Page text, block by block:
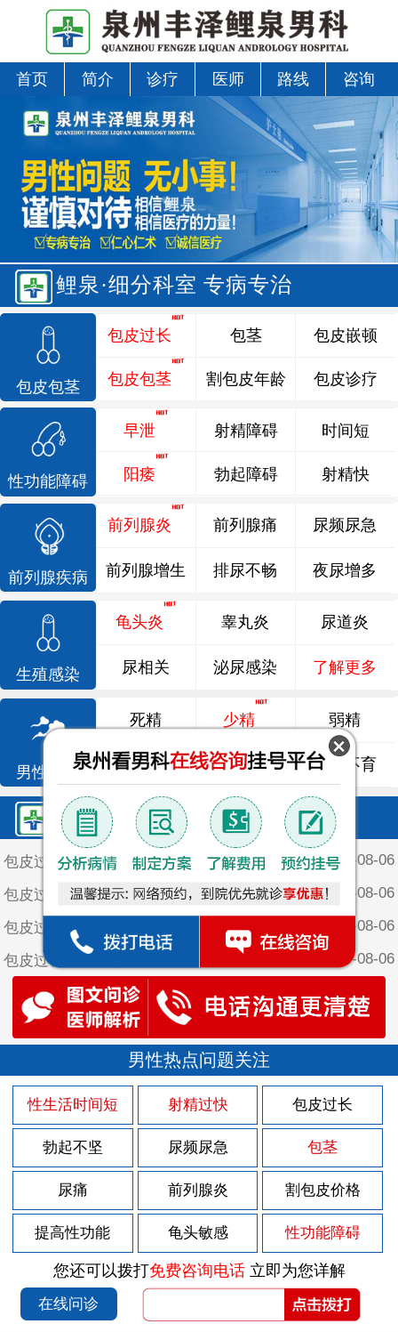
首页 简介 诊疗 医师 路线 咨询
鲤泉·细分科室 专病专治
包皮包茎
包皮过长
包皮包茎
包茎
割包皮年龄
包皮嵌顿
包皮诊疗
性功能障碍
早泄
阳痿
射精障碍
勃起障碍
时间短
射精快
前列腺疾病
前列腺炎 前列腺痛 尿频尿急
前列腺增生 排尿不畅 夜尿增多
生殖感染
龟头炎 睾丸炎 尿道炎
尿相关 泌尿感染 了解更多
男性不育
死精 少精 弱精
精液异常 精子畸形 男性不育
鲤泉·最新文章
包皮过长对女性有什么危害 2026-08-06
包皮过长对女性有什么危害？ 2026-08-06
2026-08-06
2026-08-06
包皮过长会引发什么疾病 2026-08-06
尿道灼热有什么症状
尿道灼热什么原因引起
尿道周围长小疙瘩是怎么回事 2026-07-30
导致前列腺炎病发的原因是什么 2026-07-30
男性患上前列腺炎会出现什么伤害 2026-07-30
男性患上前列腺炎的病因有什么 2026-07-30
男性急性前列腺炎的危害有哪些？ 2026-07-30
慢性前列腺炎会造成什么样的危害 2026-07-30
尿道后面有小颗粒 2026-07-28
尿道口边上的肉芽 2026-07-25
男性热点问题关注
性生活时间短 射精过快 包皮过长
勃起不坚 尿频尿急 包茎
尿痛 前列腺炎 割包皮价格
提高性功能 龟头敏感 性功能障碍
您还可以拨打免费咨询电话立即为您详解
在线问诊